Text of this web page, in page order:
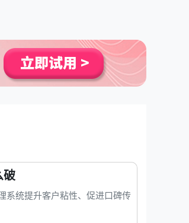
破
系统提升客户粘性、促进口碑传